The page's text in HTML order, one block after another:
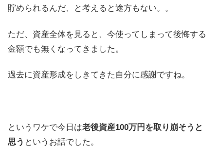
貯められるんだ、と考えると途方もない。。
ただ、資産全体を見ると、今使ってしまって後悔する
金額でも無くなってきました。
過去に資産形成をしきてきた自分に感謝ですね。
というワケで今日は老後資産100万円を取り崩そうと
思う というお話でした。